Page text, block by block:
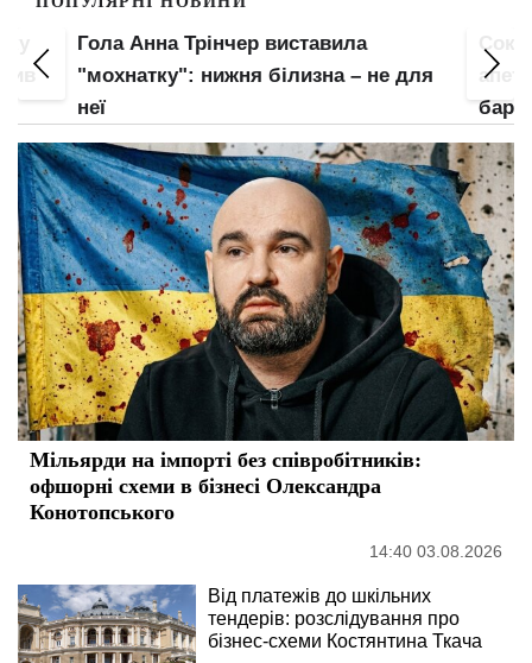
Гола Анна Трінчер виставила
"мохнатку": нижня білизна – не для
неї
Мільярди на імпорті без співробітників:
офшорні схеми в бізнесі Олександра
Конотопського
14:40 03.08.2026
Від платежів до шкільних
тендерів: розслідування про
бізнес-схеми Костянтина Ткача